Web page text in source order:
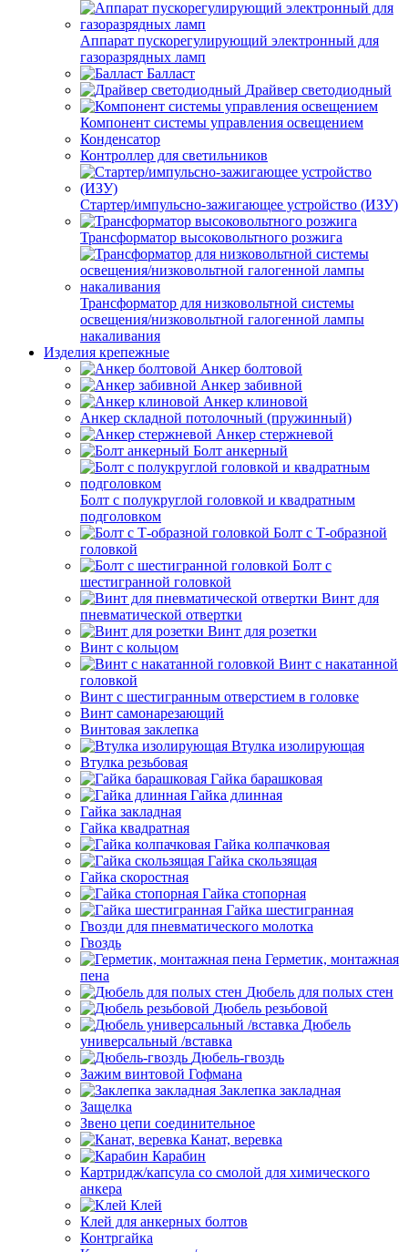
Аппарат пускорегулирующий электронный для
газоразрядных ламп
Балласт
Драйвер светодиодный
Компонент системы управления освещением
Конденсатор
Контроллер для светильников
Стартер/импульсно-зажигающее устройство (ИЗУ)
Трансформатор высоковольтного розжига
Трансформатор для низковольтной системы
освещения/низковольтной галогенной лампы
накаливания
Изделия крепежные
Анкер болтовой
Анкер забивной
Анкер клиновой
Анкер складной потолочный (пружинный)
Анкер стержневой
Болт анкерный
Болт с полукруглой головкой и квадратным
подголовком
Болт с Т-образной
головкой
Болт с
шестигранной головкой
Винт для
пневматической отвертки
Винт для розетки
Винт с кольцом
Винт с накатанной
головкой
Винт с шестигранным отверстием в головке
Винт самонарезающий
Винтовая заклепка
Втулка изолирующая
Втулка резьбовая
Гайка барашковая
Гайка длинная
Гайка закладная
Гайка квадратная
Гайка колпачковая
Гайка скользящая
Гайка скоростная
Гайка стопорная
Гайка шестигранная
Гвозди для пневматического молотка
Гвоздь
Герметик, монтажная
пена
Дюбель для полых стен
Дюбель резьбовой
Дюбель
универсальный /вставка
Дюбель-гвоздь
Зажим винтовой Гофмана
Заклепка закладная
Защелка
Звено цепи соединительное
Канат, веревка
Карабин
Картридж/капсула со смолой для химического
анкера
Клей
Клей для анкерных болтов
Контргайка